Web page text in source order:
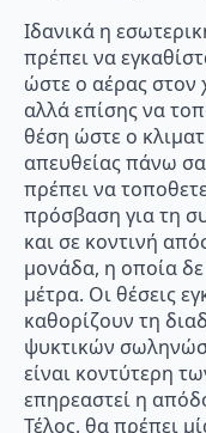
Ιδανικά η
πρέπει να
ώστε ο αέρας στον
αλλά επίσης να
θέση ώστε ο
απευθείας πάνω
πρέπει να
πρόσβαση για τη
και σε κοντινή
μονάδα, η οποία
μέτρα. Οι θέσεις
καθορίζουν τη
ψυκτικών
είναι κοντύτερη
επηρεαστεί η
Τέλος, θα πρέπει